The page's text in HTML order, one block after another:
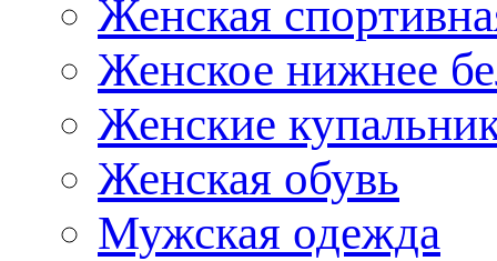
Женская
Женское нижнее
Женские
Женская обувь
Мужская одежда